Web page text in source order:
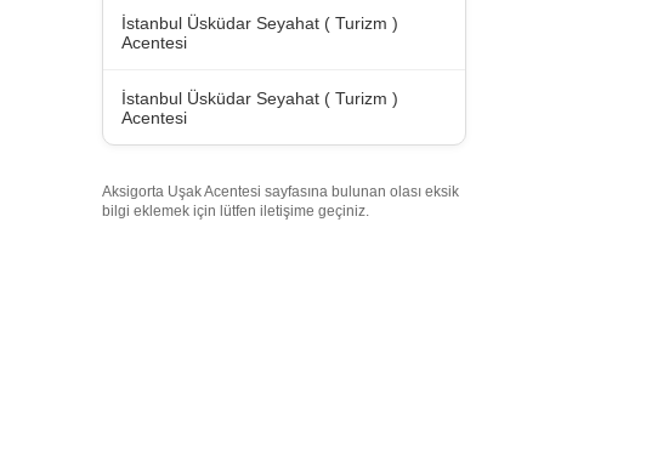
İstanbul Üsküdar Seyahat ( Turizm )
Acentesi
İstanbul Üsküdar Seyahat ( Turizm )
Acentesi
Aksigorta Uşak Acentesi sayfasına bulunan olası eksik
bilgi eklemek için lütfen iletişime geçiniz.